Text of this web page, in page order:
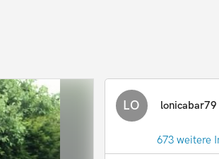
LO lonicabar79
673 weitere